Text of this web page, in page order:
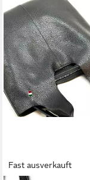
Fast ausverkauft